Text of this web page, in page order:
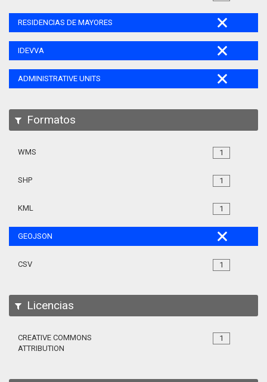
RESIDENCIAS DE MAYORES
IDEVVA
ADMINISTRATIVE UNITS
Formatos
1
WMS
1
SHP
1
KML
GEOJSON
1
CSV
Licencias
1
CREATIVE COMMONS
ATTRIBUTION